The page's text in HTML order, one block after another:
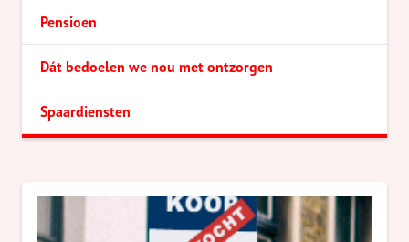
Pensioen
Dát bedoelen we nou met ontzorgen
Spaardiensten